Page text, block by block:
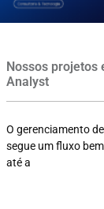
Nossos projetos
Analyst
O gerenciamento
segue um fluxo
até a